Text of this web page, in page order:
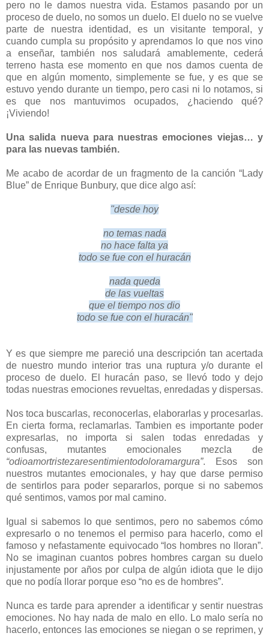
pero no le damos nuestra vida. Estamos pasando por un
proceso de duelo, no somos un duelo. El duelo no se vuelve
parte de nuestra identidad, es un visitante temporal, y
cuando cumpla su propósito y aprendamos lo que nos vino
a enseñar, también nos saludará amablemente, cederá
terreno hasta ese momento en que nos damos cuenta de
que en algún momento, simplemente se fue, y es que se
estuvo yendo durante un tiempo, pero casi ni lo notamos, si
es que nos mantuvimos ocupados, ¿haciendo qué?
¡Viviendo!
Una salida nueva para nuestras emociones viejas… y
para las nuevas también.
Me acabo de acordar de un fragmento de la canción “Lady
Blue” de Enrique Bunbury, que dice algo así:
"desde hoy
no temas nada
no hace falta ya
todo se fue con el huracán
nada queda
de las vueltas
que el tiempo nos dio
todo se fue con el huracán"
Y es que siempre me pareció una descripción tan acertada
de nuestro mundo interior tras una ruptura y/o durante el
proceso de duelo. El huracán paso, se llevó todo y dejo
todas nuestras emociones revueltas, enredadas y dispersas.
Nos toca buscarlas, reconocerlas, elaborarlas y procesarlas.
En cierta forma, reclamarlas. Tambien es importante poder
expresarlas, no importa si salen todas enredadas y
confusas, mutantes emocionales mezcla de
“odioamortristezaresentimientodoloramargura”. Esos son
nuestros mutantes emocionales, y hay que darse permiso
de sentirlos para poder separarlos, porque si no sabemos
qué sentimos, vamos por mal camino.
Igual si sabemos lo que sentimos, pero no sabemos cómo
expresarlo o no tenemos el permiso para hacerlo, como el
famoso y nefastamente equivocado “los hombres no lloran”.
No se imaginan cuantos pobres hombres cargan su duelo
injustamente por años por culpa de algún idiota que le dijo
que no podía llorar porque eso “no es de hombres”.
Nunca es tarde para aprender a identificar y sentir nuestras
emociones. No hay nada de malo en ello. Lo malo sería no
hacerlo, entonces las emociones se niegan o se reprimen, y